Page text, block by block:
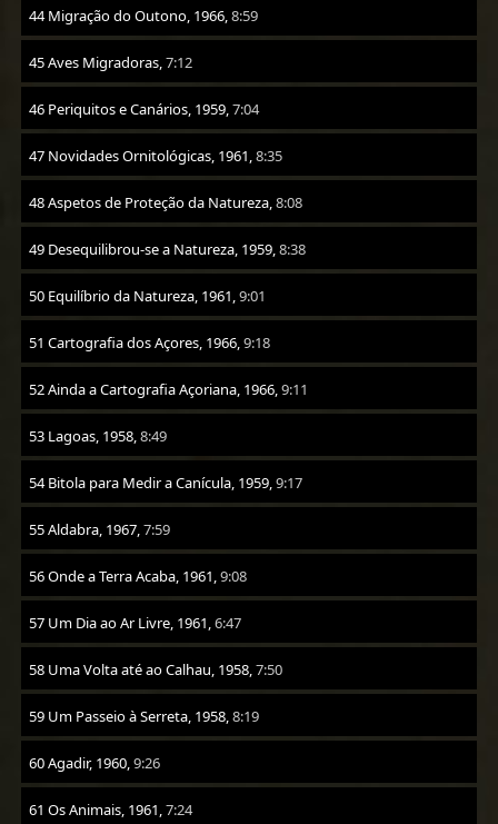
44 Migração do Outono, 1966,8:59
45 Aves Migradoras,7:12
46 Periquitos e Canários, 1959,7:04
47 Novidades Ornitológicas, 1961,8:35
48 Aspetos de Proteção da Natureza,8:08
49 Desequilibrou-se a Natureza, 1959,8:38
50 Equilíbrio da Natureza, 1961,9:01
51 Cartografia dos Açores, 1966,9:18
52 Ainda a Cartografia Açoriana, 1966,9:11
53 Lagoas, 1958,8:49
54 Bitola para Medir a Canícula, 1959,9:17
55 Aldabra, 1967,7:59
56 Onde a Terra Acaba, 1961,9:08
57 Um Dia ao Ar Livre, 1961,6:47
58 Uma Volta até ao Calhau, 1958,7:50
59 Um Passeio à Serreta, 1958,8:19
60 Agadir, 1960,9:26
61 Os Animais, 1961,7:24